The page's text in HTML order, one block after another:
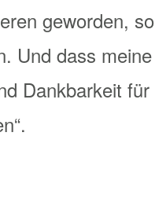
geworden, so
Und dass meine
Dankbarkeit für